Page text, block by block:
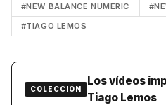
#NEW BALANCE NUMERIC
#TIAGO LEMOS
COLECCIÓN
Los vídeos
Tiago Lemos